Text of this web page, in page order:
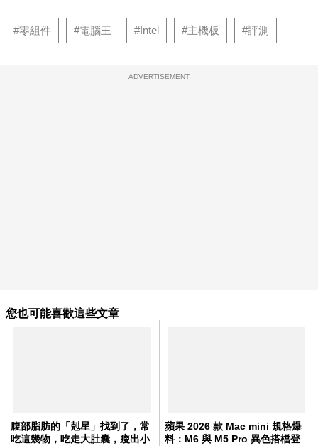
#零組件 #電腦王 #Intel #主機板 #評測
ADVERTISEMENT
您也可能喜歡這些文章
腹部脂肪的「剋星」找到了，常
吃這幾物，吃走大肚囊，瘦出小
蘋果 2026 款 Mac mini 規格爆
料：M6 與 M5 Pro 異色搭檔登